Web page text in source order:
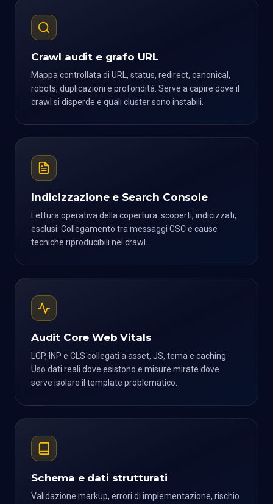
Crawl audit e grafo URL
Mappa controllata di URL, status, redirect, canonical,
robots, duplicazioni e profondità. Serve a capire dove il
crawl si disperde e quali cluster sono instabili.
Indicizzazione e Search Console
Lettura operativa della copertura: scoperti, indicizzati,
esclusi. Collegamento tra messaggi GSC e cause
tecniche riproducibili nel crawl.
Audit Core Web Vitals
LCP, INP e CLS collegati a asset, JS, tema e caching.
Uso dati reali dove esistono e misure mirate dove
serve isolare il template problematico.
Schema e dati strutturati
Validazione markup, errori di implementazione, rischio